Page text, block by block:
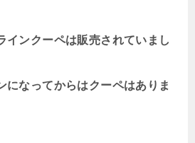
インクーペは販売されていまし
になってからはクーペはありま